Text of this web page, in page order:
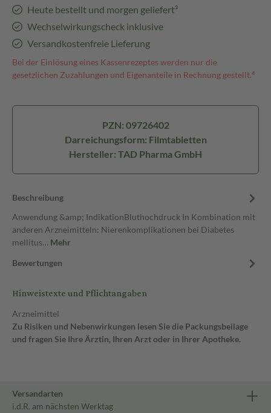
Heute bestellt und morgen geliefert³
Wechselwirkungscheck inklusive
Versandkostenfreie Lieferung
Bei der Einlösung eines Kassenrezeptes werden nur die
gesetzlichen Zuzahlungen und Eigenanteile in Rechnung gestellt.⁴
PZN: 09726402
Darreichungsform: Filmtabletten
Hersteller: TAD Pharma GmbH
Beschreibung
Anwendung &amp; IndikationBluthochdruck In Kombination mit
anderen Arzneimitteln: Nierenkomplikationen bei Diabetes
mellitus… Mehr
Bewertungen
Hinweistexte und Pflichtangaben
Arzneimittel
Zu Risiken und Nebenwirkungen lesen Sie die Packungsbeilage
und fragen Sie Ihre Ärztin, Ihren Arzt oder in Ihrer Apotheke.
Versandarten
i.d.R. am nächsten Werktag